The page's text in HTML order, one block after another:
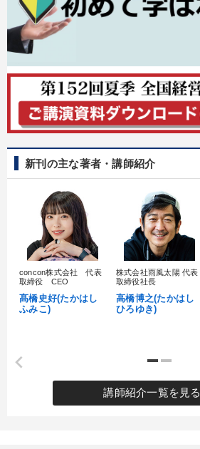
新刊の主な著者・講師紹介
concon株式会社 代表
取締役 CEO
髙橋史好(たかはし
ふみこ)
株式会社雨風太陽 代表
取締役社長
高橋博之(たかはし
ひろゆき)
講師紹介一覧を見る